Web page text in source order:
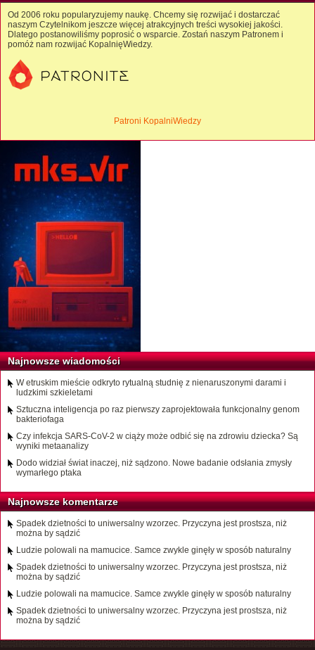
Od 2006 roku popularyzujemy naukę. Chcemy się rozwijać i dostarczać
naszym Czytelnikom jeszcze więcej atrakcyjnych treści wysokiej jakości.
Dlatego postanowiliśmy poprosić o wsparcie. Zostań naszym Patronem i
pomóż nam rozwijać KopalnięWiedzy.
Patroni KopalniWiedzy
Najnowsze wiadomości
W etruskim mieście odkryto rytualną studnię z nienaruszonymi darami i
ludzkimi szkieletami
Sztuczna inteligencja po raz pierwszy zaprojektowała funkcjonalny genom
bakteriofaga
Czy infekcja SARS-CoV-2 w ciąży może odbić się na zdrowiu dziecka? Są
wyniki metaanalizy
Dodo widział świat inaczej, niż sądzono. Nowe badanie odsłania zmysły
wymarłego ptaka
Najnowsze komentarze
Spadek dzietności to uniwersalny wzorzec. Przyczyna jest prostsza, niż
można by sądzić
Ludzie polowali na mamucice. Samce zwykle ginęły w sposób naturalny
Spadek dzietności to uniwersalny wzorzec. Przyczyna jest prostsza, niż
można by sądzić
Ludzie polowali na mamucice. Samce zwykle ginęły w sposób naturalny
Spadek dzietności to uniwersalny wzorzec. Przyczyna jest prostsza, niż
można by sądzić